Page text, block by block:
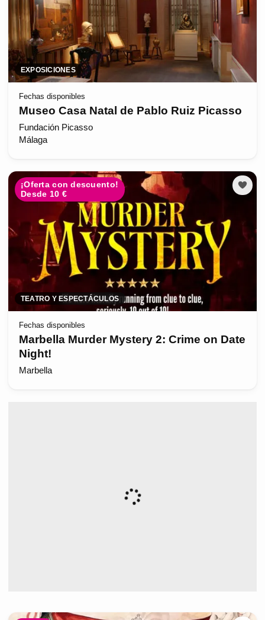
EXPOSICIONES
Fechas disponibles
Museo Casa Natal de Pablo Ruiz Picasso
Fundación Picasso
Málaga
¡Oferta con descuento!
Desde 10 €
TEATRO Y ESPECTÁCULOS
Fechas disponibles
Marbella Murder Mystery 2: Crime on Date
Night!
Marbella